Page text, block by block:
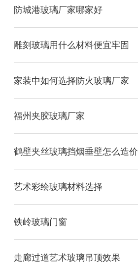
防城港玻璃厂家哪家好
雕刻玻璃用什么材料便宜牢固
家装中如何选择防火玻璃厂家
福州夹胶玻璃厂家
鹤壁夹丝玻璃挡烟垂壁怎么造价
艺术彩绘玻璃材料选择
铁岭玻璃门窗
走廊过道艺术玻璃吊顶效果